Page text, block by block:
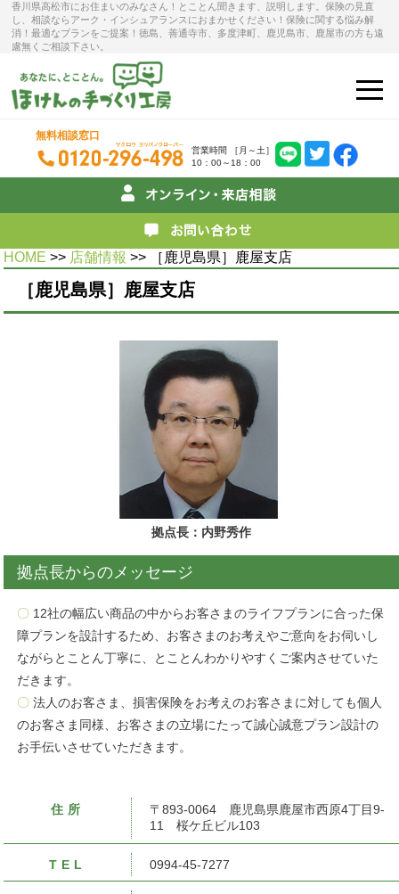
香川県高松市にお住まいのみなさん！とことん聞きます、説明します。保険の見直
し、相談ならアーク・インシュアランスにおまかせください！保険に関する悩み解
消！最適なプランをご提案！徳島、善通寺市、多度津町、鹿児島市、鹿屋市の方も遠
慮無くご相談下さい。
無料相談窓口
営業時間 ［月～土］
10：00～18：00
HOME >> 店舗情報 >> ［鹿児島県］鹿屋支店
［鹿児島県］鹿屋支店
拠点長：内野秀作
拠点長からのメッセージ
〇 12社の幅広い商品の中からお客さまのライフプランに合った保
障プランを設計するため、お客さまのお考えやご意向をお伺いし
ながらとことん丁寧に、とことんわかりやすくご案内させていた
だきます。
〇 法人のお客さま、損害保険をお考えのお客さまに対しても個人
のお客さま同様、お客さまの立場にたって誠心誠意プラン設計の
お手伝いさせていただきます。
住所
〒893-0064 鹿児島県鹿屋市西原4丁目9-
11 桜ケ丘ビル103
TEL 0994-45-7277